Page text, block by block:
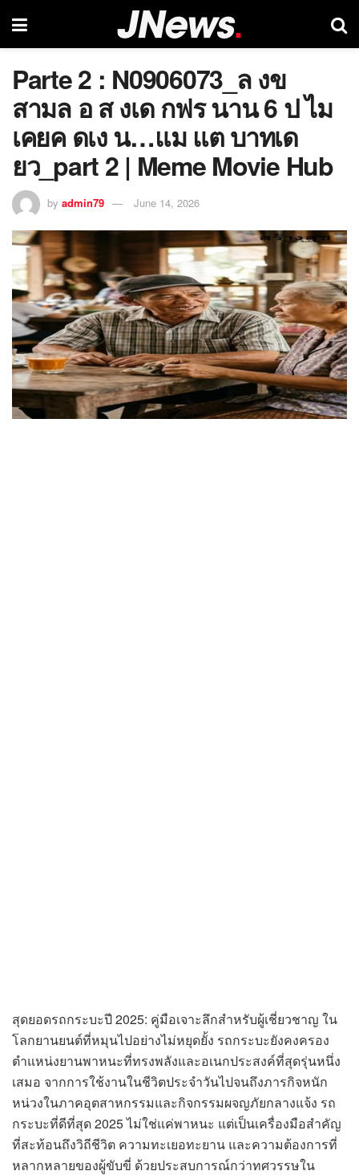
Parte 2 : N0906073_ล งข
สามล อ ส งเด กฟร นาน 6 ป ไม
เคยค ดเง น…แม แต บาทเด
ยว_part 2 | Meme Movie Hub
by admin79 June 14, 2026
สุดยอดรถกระบะปี 2025: คู่มือเจาะลึกสำหรับผู้เชี่ยวชาญ ใน
โลกยานยนต์ที่หมุนไปอย่างไม่หยุดยั้ง รถกระบะยังคงครอง
ตำแหน่งยานพาหนะที่ทรงพลังและอเนกประสงค์ที่สุดรุ่นหนึ่ง
เสมอ จากการใช้งานในชีวิตประจำวันไปจนถึงภารกิจหนัก
หน่วงในภาคอุตสาหกรรมและกิจกรรมผจญภัยกลางแจ้ง รถ
กระบะที่ดีที่สุด 2025 ไม่ใช่แค่พาหนะ แต่เป็นเครื่องมือสำคัญ
ที่สะท้อนถึงวิถีชีวิต ความทะเยอทะยาน และความต้องการที่
หลากหลายของผู้ขับขี่ ด้วยประสบการณ์กว่าทศวรรษใน